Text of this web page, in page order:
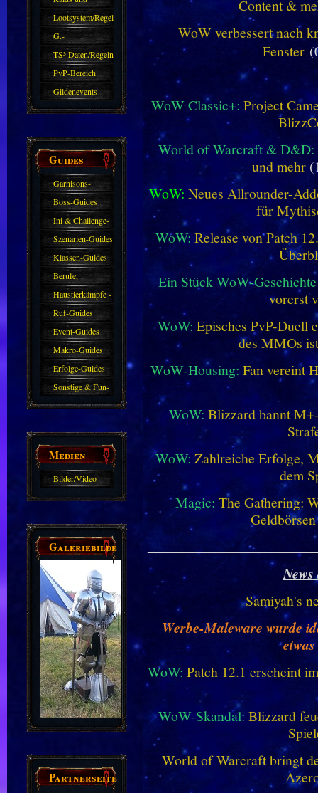
Zubehör
Lootsystem/Regeln
G.-
Sparkasse/Goldleihen
TS³ Daten/Regeln
PvP-Bereich
Gildenevents
Guides
Garnisons-
Guides
Boss-Guides
Ini & Challenge-
Guides
Szenarien-Guides
Klassen-Guides
Berufe,
Farmkarten und
Haustiere
Haustierkämpfe -
Guide
Ruf-Guides
Event-Guides
Makro-Guides
Erfolge-Guides
Sonstige & Fun-
Guides
Medien
Bilder/Video
Galeriebilder
Partnerseiten
Content &
WoW verbessert nach
Fenster
WoW Classic+: Project
World of Warcraft & D&D:
und mehr
WoW: Neues Allrounder-
für
WoW:Release von Patch
Ein Stück WoW-
vorerst
WoW: Episches PvP-Duell
des MMOs
WoW-Housing: Fan vereint
WoW: Blizzard bannt
WoW: Zahlreiche Erfolge,
dem
Magic: The Gathering:
Samiyah's
Werbe-Maleware wurde
WoW: Patch 12.1 erscheint
WoW-Skandal: Blizzard
World of Warcraft bringt